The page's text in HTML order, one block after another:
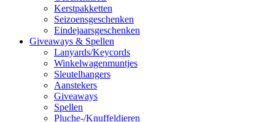
Kerstpakketten
Seizoensgeschenken
Eindejaarsgeschenken
Giveaways & Spellen
Lanyards/Keycords
Winkelwagenmuntjes
Sleutelhangers
Aanstekers
Giveaways
Spellen
Pluche-/Knuffeldieren